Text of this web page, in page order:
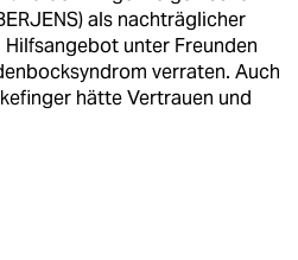
als nachträglicher
unter Freunden
verraten. Auch
hätte Vertrauen und